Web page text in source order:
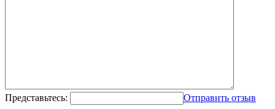
Представьтесь: Отправить отзыв